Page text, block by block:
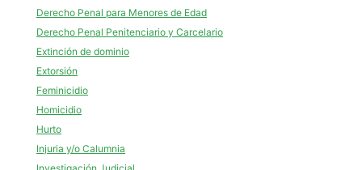
Derecho Penal para Menores de Edad
Derecho Penal Penitenciario y Carcelario
Extinción de dominio
Extorsión
Feminicidio
Homicidio
Hurto
Injuria y/o Calumnia